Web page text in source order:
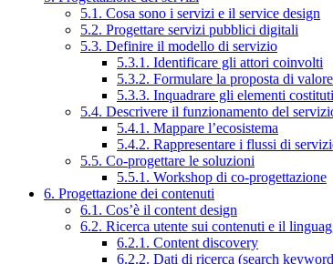
5.1. Cosa sono i servizi e il service design
5.2. Progettare servizi pubblici digitali
5.3. Definire il modello di servizio
5.3.1. Identificare gli attori coinvolti
5.3.2. Formulare la proposta di valore
5.3.3. Inquadrare gli elementi
5.4. Descrivere il funzionamento del
5.4.1. Mappare l’ecosistema
5.4.2. Rappresentare i flussi di
5.5. Co-progettare le soluzioni
5.5.1. Workshop di co-progettazione
6. Progettazione dei contenuti
6.1. Cos’è il content design
6.2. Ricerca utente sui contenuti e il
6.2.1. Content discovery
6.2.2. Dati di ricerca (search